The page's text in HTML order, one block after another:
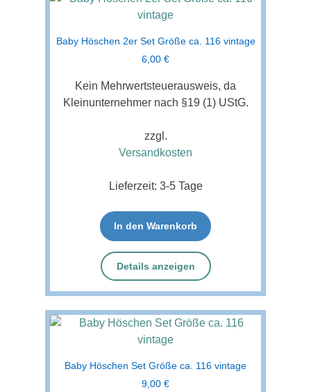
Baby Höschen 2er Set Größe ca. 116 vintage
6,00 €
Kein Mehrwertsteuerausweis, da
Kleinunternehmer nach §19 (1) UStG.
zzgl.
Versandkosten
Lieferzeit: 3-5 Tage
In den Warenkorb
Details anzeigen
Baby Höschen Set Größe ca. 116 vintage
9,00 €